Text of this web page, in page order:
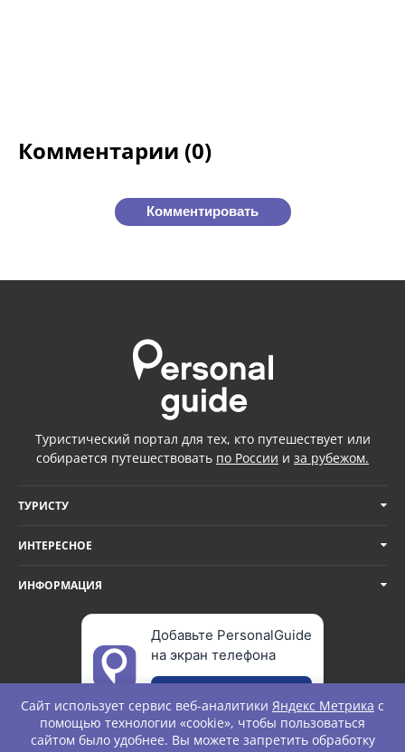
Комментарии (0)
Комментировать
Туристический портал для тех, кто путешествует или
собирается путешествовать по России и за рубежом.
ТУРИСТУ
ИНТЕРЕСНОЕ
ИНФОРМАЦИЯ
Добавьте PersonalGuide
на экран телефона
Сайт использует сервис веб-аналитики Яндекс Метрика с
помощью технологии «cookie», чтобы пользоваться
сайтом было удобнее. Вы можете запретить обработку